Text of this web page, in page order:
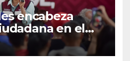
encabeza
en el
Alicia Frías de